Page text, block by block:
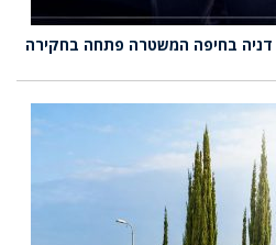
דניה בחיפה המשטרה פתחה בחקירה